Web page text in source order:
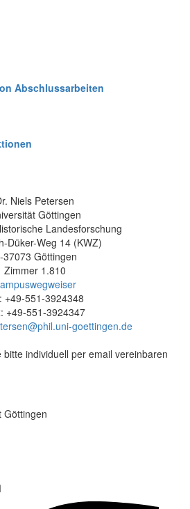
Abschlussarbeiten
Niels Petersen
Göttingen
Landesforschung
Düker-Weg 14 (KWZ)
37073 Göttingen
Zimmer 1.810
+49-551-3924348
+49-551-3924347
goettingen.de
individuell per email vereinbaren
Göttingen